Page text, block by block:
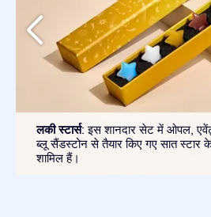
लकी स्टार्स: इस शानदार सेट में ओपल,
ब्लू सैंडस्टोन से तैयार किए गए सात
शामिल हैं।